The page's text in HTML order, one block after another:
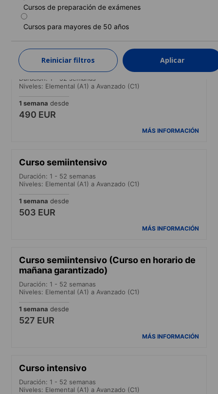
Cursos de preparación de exámenes
Cursos para mayores de 50 años
Reiniciar filtros Aplicar
466 EUR
Curso estándar (Curso en horario de
mañana garantizado)
Duración: 1 - 52 semanas
Niveles: Elemental (A1) a Avanzado (C1)
1 semana desde
490 EUR
MÁS INFORMACIÓN
Curso semiintensivo
Duración: 1 - 52 semanas
Niveles: Elemental (A1) a Avanzado (C1)
1 semana desde
503 EUR
MÁS INFORMACIÓN
Curso semiintensivo (Curso en horario de
mañana garantizado)
Duración: 1 - 52 semanas
Niveles: Elemental (A1) a Avanzado (C1)
1 semana desde
527 EUR
MÁS INFORMACIÓN
Curso intensivo
Duración: 1 - 52 semanas
Niveles: Elemental (A1) a Avanzado (C1)